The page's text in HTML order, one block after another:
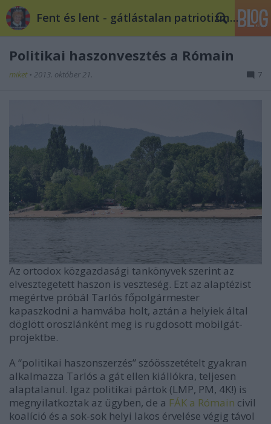
Fent és lent - gátlástalan patriotizmus
Politikai haszonvesztés a Rómain
miket • 2013. október 21. 7
Az ortodox közgazdasági tankönyvek szerint az
elvesztegetett haszon is veszteség. Ezt az alaptézist
megértve próbál Tarlós főpolgármester
kapaszkodni a hamvába holt, aztán a helyiek által
döglött oroszlánként meg is rugdosott mobilgát-
projektbe.
A “politikai haszonszerzés” szóösszetételt gyakran
alkalmazza Tarlós a gát ellen kiállókra, teljesen
alaptalanul. Igaz politikai pártok (LMP, PM, 4K!) is
megnyilatkoztak az ügyben, de a FÁK a Rómain civil
koalíció és a sok-sok helyi lakos érvelése végig távol